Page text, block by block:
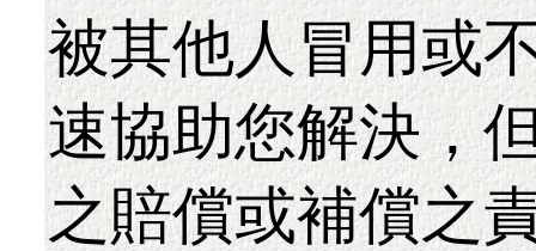
被其他人冒用或
速協助您解決，
之賠償或補償之